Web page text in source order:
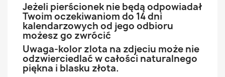
Jeżeli pierścionek nie będą odpowiadał
Twoim oczekiwaniom do 14 dni
kalendarzowych od jego odbioru
możesz go zwrócić
Uwaga-kolor zlota na zdjeciu może nie
odzwierciedlać w całości naturalnego
piękna i blasku złota.